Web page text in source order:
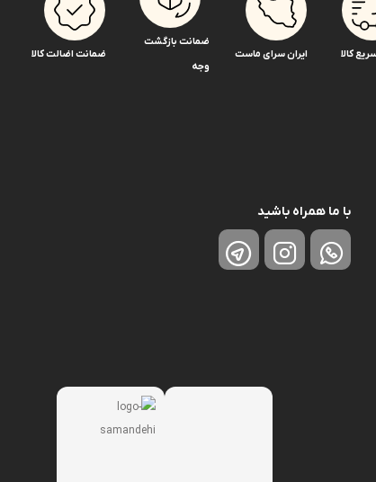
کالا ایران سرای ماست
ضمانت بازگشت
وجه
ضمانت اضالت کالا
با ما همراه باشید